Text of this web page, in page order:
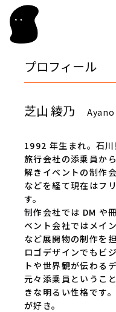
プロフィール
芝山 綾乃
1992 年生まれ。石川
旅行会社の添乗員か
解きイベントの制作
などを経て現在はフ
す。
制作会社では DM や
ベント会社ではメイ
など展開物の制作を
ロゴデザインでもビ
トや世界観が伝わる
元々添乗員というこ
きな明るい性格です
が好き。